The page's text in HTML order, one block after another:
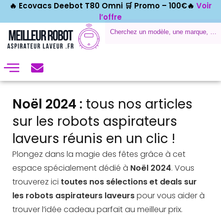
🔥 Ecovacs Deebot T80 Omni 🛒 Promo – 100€🔥 Voir
l’offre
Noël 2024 : tous nos articles
sur les robots aspirateurs
laveurs réunis en un clic !
Plongez dans la magie des fêtes grâce à cet
espace spécialement dédié à Noël 2024. Vous
trouverez ici toutes nos sélections et deals sur
les robots aspirateurs laveurspour vous aider à
trouver l’idée cadeau parfait au meilleur prix.